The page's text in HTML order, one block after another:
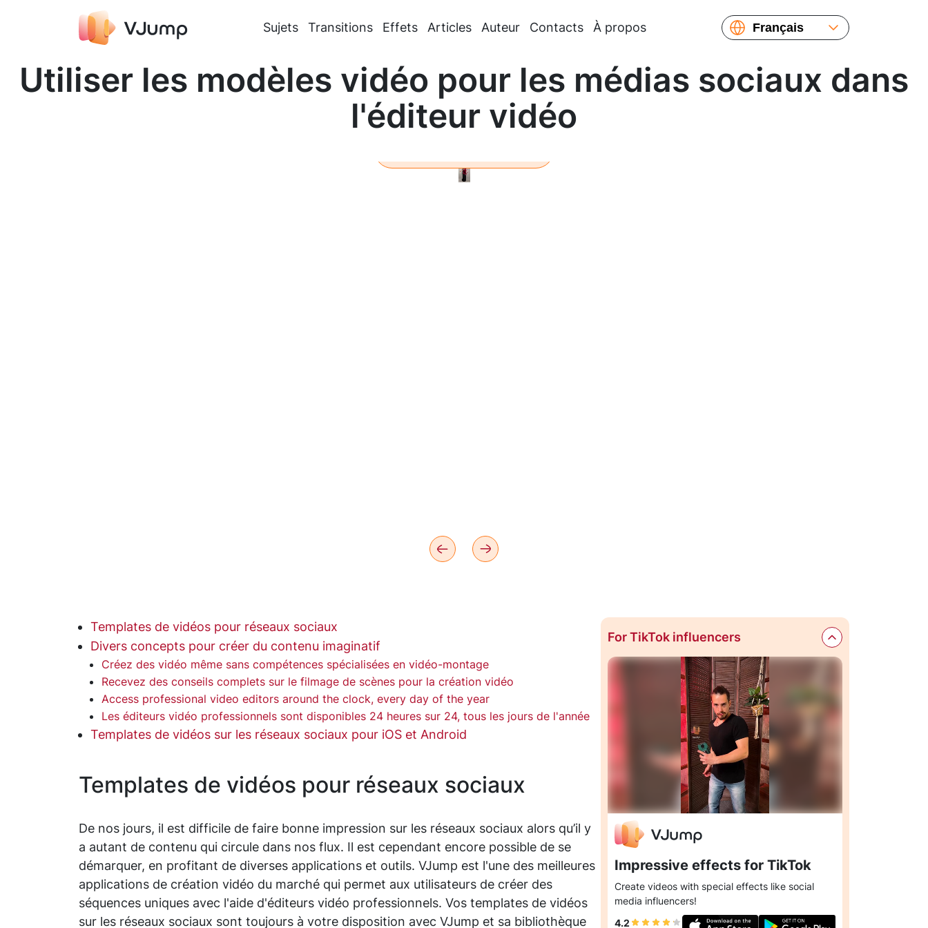
Sujets Transitions Effets Articles Auteur Contacts À propos
Français
Español
Русский
Utiliser les modèles vidéo pour les médias sociaux dans
l'éditeur vidéo
Templates de vidéos pour réseaux sociaux
Divers concepts pour créer du contenu imaginatif
Créez des vidéo même sans compétences spécialisées en vidéo-montage
Recevez des conseils complets sur le filmage de scènes pour la création vidéo
Access professional video editors around the clock, every day of the year
Les éditeurs vidéo professionnels sont disponibles 24 heures sur 24, tous les jours de l'année
Templates de vidéos sur les réseaux sociaux pour iOS et Android
Templates de vidéos pour réseaux sociaux
De nos jours, il est difficile de faire bonne impression sur les réseaux sociaux alors qu’il y
a autant de contenu qui circule dans nos flux. Il est cependant encore possible de se
démarquer, en profitant de diverses applications et outils. VJump est l'une des meilleures
applications de création vidéo du marché qui permet aux utilisateurs de créer des
séquences uniques avec l'aide d'éditeurs vidéo professionnels. Vos templates de vidéos
sur les réseaux sociaux sont toujours à votre disposition avec VJump et sa bibliothèque
For TikTok influencers
Impressive effects for TikTok
Create videos with special effects like social
media influencers!
4.2